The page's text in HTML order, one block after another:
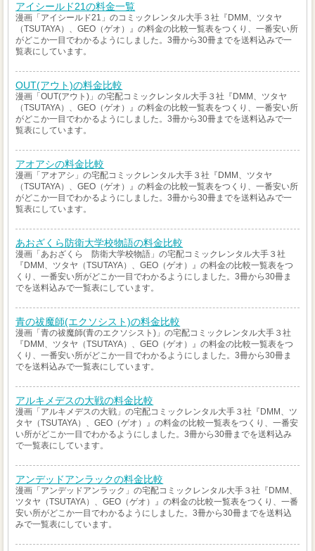
アイシールド21の料金一覧
漫画「アイシールド21」のコミックレンタル大手３社『DMM、ツタヤ
（TSUTAYA）、GEO（ゲオ）』の料金の比較一覧表をつくり、一番安い所
がどこか一目でわかるようにしました。3冊から30冊までを送料込みで一
覧表にしています。
OUT(アウト)の料金比較
漫画「OUT(アウト)」の宅配コミックレンタル大手３社『DMM、ツタヤ
（TSUTAYA）、GEO（ゲオ）』の料金の比較一覧表をつくり、一番安い所
がどこか一目でわかるようにしました。3冊から30冊までを送料込みで一
覧表にしています。
アオアシの料金比較
漫画「アオアシ」の宅配コミックレンタル大手３社『DMM、ツタヤ
（TSUTAYA）、GEO（ゲオ）』の料金の比較一覧表をつくり、一番安い所
がどこか一目でわかるようにしました。3冊から30冊までを送料込みで一
覧表にしています。
あおざくら防衛大学校物語の料金比較
漫画「あおざくら 防衛大学校物語」の宅配コミックレンタル大手３社
『DMM、ツタヤ（TSUTAYA）、GEO（ゲオ）』の料金の比較一覧表をつ
くり、一番安い所がどこか一目でわかるようにしました。3冊から30冊ま
でを送料込みで一覧表にしています。
青の祓魔師(エクソシスト)の料金比較
漫画「青の祓魔師(青のエクソシスト)」の宅配コミックレンタル大手３社
『DMM、ツタヤ（TSUTAYA）、GEO（ゲオ）』の料金の比較一覧表をつ
くり、一番安い所がどこか一目でわかるようにしました。3冊から30冊ま
でを送料込みで一覧表にしています。
アルキメデスの大戦の料金比較
漫画「アルキメデスの大戦」の宅配コミックレンタル大手３社『DMM、ツ
タヤ（TSUTAYA）、GEO（ゲオ）』の料金の比較一覧表をつくり、一番安
い所がどこか一目でわかるようにしました。3冊から30冊までを送料込み
で一覧表にしています。
アンデッドアンラックの料金比較
漫画「アンデッドアンラック」の宅配コミックレンタル大手３社『DMM、
ツタヤ（TSUTAYA）、GEO（ゲオ）』の料金の比較一覧表をつくり、一番
安い所がどこか一目でわかるようにしました。3冊から30冊までを送料込
みで一覧表にしています。